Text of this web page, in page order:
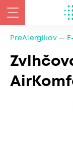
PreAlergikov